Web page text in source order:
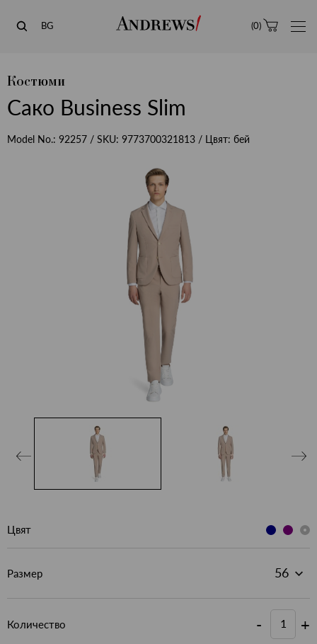
Andrews
BG (0)
Костюми
Сако Business Slim
Model No.: 92257 / SKU: 9773700321813 / Цвят: бей
Цвят
Размер
Количество - +